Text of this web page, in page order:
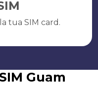
tua SIM card.
Guam